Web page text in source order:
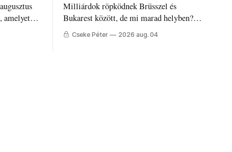
amelyet
Milliárdok röpködnek Brüsszel és
Bukarest között, de mi marad helyben?
Mire költik a PNRR-pénzeket
Cseke Péter 2026 aug. 04